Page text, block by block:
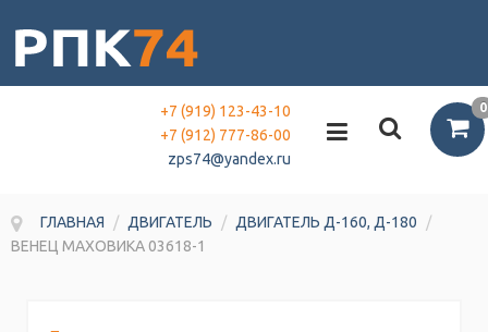
0
+7 (919) 123-43-10
+7 (912) 777-86-00
zps74@yandex.ru
ГЛАВНАЯ / ДВИГАТЕЛЬ / ДВИГАТЕЛЬ Д-160, Д-180
/
ВЕНЕЦ МАХОВИКА 03618-1